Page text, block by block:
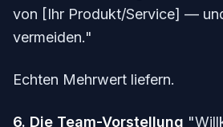
von [Ihr Produkt/Service] —
vermeiden."
Echten Mehrwert liefern.
6. Die Team-Vorstellung